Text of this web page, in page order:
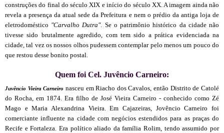
construções do final do século XIX e início do século XX. A imagem ainda não
revela a presença da atual sede da Prefeitura e nem o prédio da antiga loja de
eletrodoméstico "Carvalho Dutra". Se o patrimônio histórico da cidade não
tivesse sido brutalmente agredido, com tem sido a prática evidenciada na
cidade, tal vez os nossos olhos pudessem contemplar pelo menos um pouco do
que restou desse bonito postal.
Quem foi Cel. Juvêncio Carneiro:
Juvêncio Vieira Carneiro nasceu em Riacho dos Cavalos, então Distrito de Catolé
do Rocha, em 1874. Era filho de José Vieira Carneiro - conhecido como Zé
Mago e Maria Alexandrina Vieira. Em Cajazeiras, Jovêncio Carneiro foi
comerciante influente na cidade com negócios estendidos para as praças do
Recife e Fortaleza. Era político aliado da família Rolim, tendo assumido por